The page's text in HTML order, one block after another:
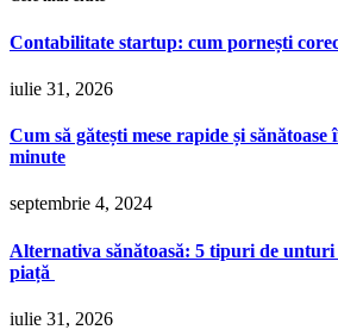
Contabilitate startup: cum pornești
iulie 31, 2026
Cum să gătești mese rapide și
minute
septembrie 4, 2024
Alternativa sănătoasă: 5 tipuri de
piață
iulie 31, 2026